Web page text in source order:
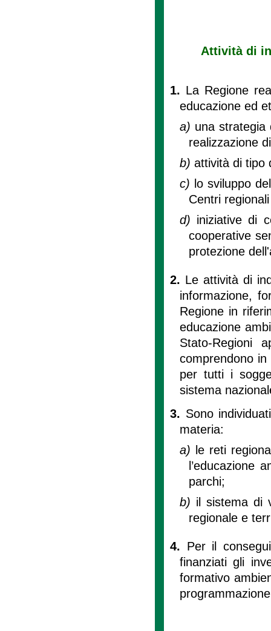
Attività di
1. La Regione
educazione ed
a) una strategia
realizzazione
b) attività di tipo
c) lo sviluppo
Centri
d) iniziative di
cooperative
protezione
2. Le attività di
informazione,
Regione in
educazione
Stato-Regioni
comprendono
per tutti i
sistema
3. Sono
materia:
a) le reti
l’educazione
parchi;
b) il sistema di
regionale e
4. Per il
finanziati gli
formativo